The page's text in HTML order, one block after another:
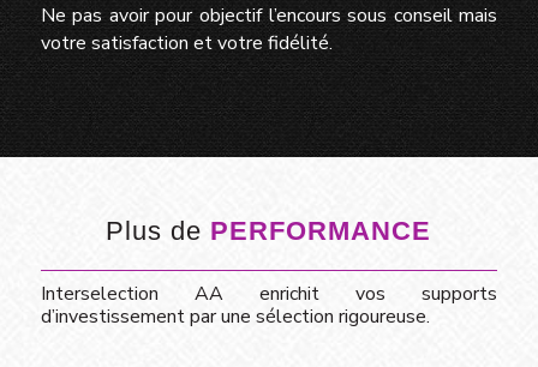
Ne pas avoir pour objectif l’encours sous conseil mais
votre satisfaction et votre fidélité.
Plus de PERFORMANCE
Interselection AA enrichit vos supports
d’investissement par une sélection rigoureuse.